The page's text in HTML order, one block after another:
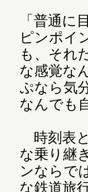
「普通
ピンポイ
も、それ
な感覚な
ぷなら気
なんでも
時刻表
な乗り継
ンならで
な鉄道旅